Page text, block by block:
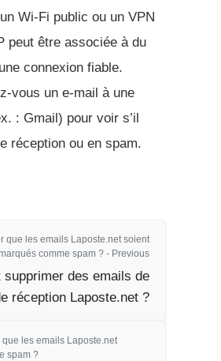
Wi-Fi public ou un VPN
peut être associée à du
connexion fiable.
vous un e-mail à une
: Gmail) pour voir s’il
réception ou en spam.
que les emails Laposte.net soient
comme spam ? - Previous
supprimer des emails de
réception Laposte.net ?
que les emails Laposte.net
spam ?